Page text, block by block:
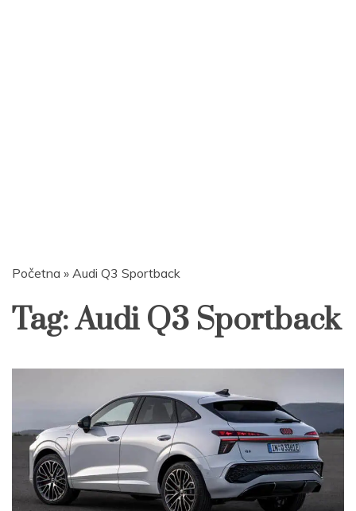
Početna » Audi Q3 Sportback
Tag:Audi Q3 Sportback